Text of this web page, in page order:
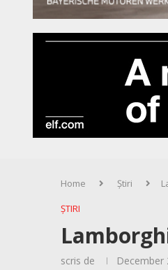
Home Știri
ȘTIRI
scris de December